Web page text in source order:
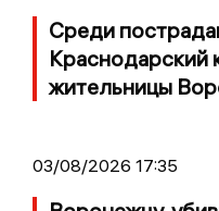
Среди
Краснодарский
жительницы
03/08/2026 17:35